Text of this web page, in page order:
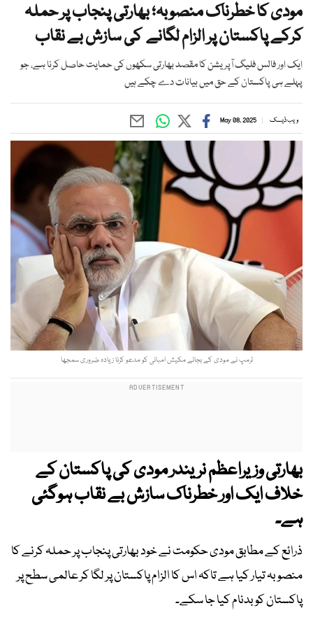
مودی کا خطرناک منصوبہ؛ بھارتی پنجاب پر حملہ
کرکے پاکستان پر الزام لگانے کی سازش بے نقاب
ایک اور فالس فلیگ آپریشن کا مقصد بھارتی سکھوں کی حمایت حاصل کرنا ہے، جو
پہلے ہی پاکستان کے حق میں بیانات دے چکے ہیں
ویب ڈیسک May 08, 2025
ٹرمپ نے مودی کے بجائے مکیش امبانی کو مدعو کرنا زیادہ ضروری سمجھا
بھارتی وزیراعظم نریندر مودی کی پاکستان کے
خلاف ایک اور خطرناک سازش بے نقاب ہوگئی
ہے۔
ذرائع کے مطابق مودی حکومت نے خود بھارتی پنجاب پر حملہ کرنے کا
منصوبہ تیار کیا ہے تاکہ اس کا الزام پاکستان پر لگا کر عالمی سطح پر
پاکستان کو بدنام کیا جا سکے۔